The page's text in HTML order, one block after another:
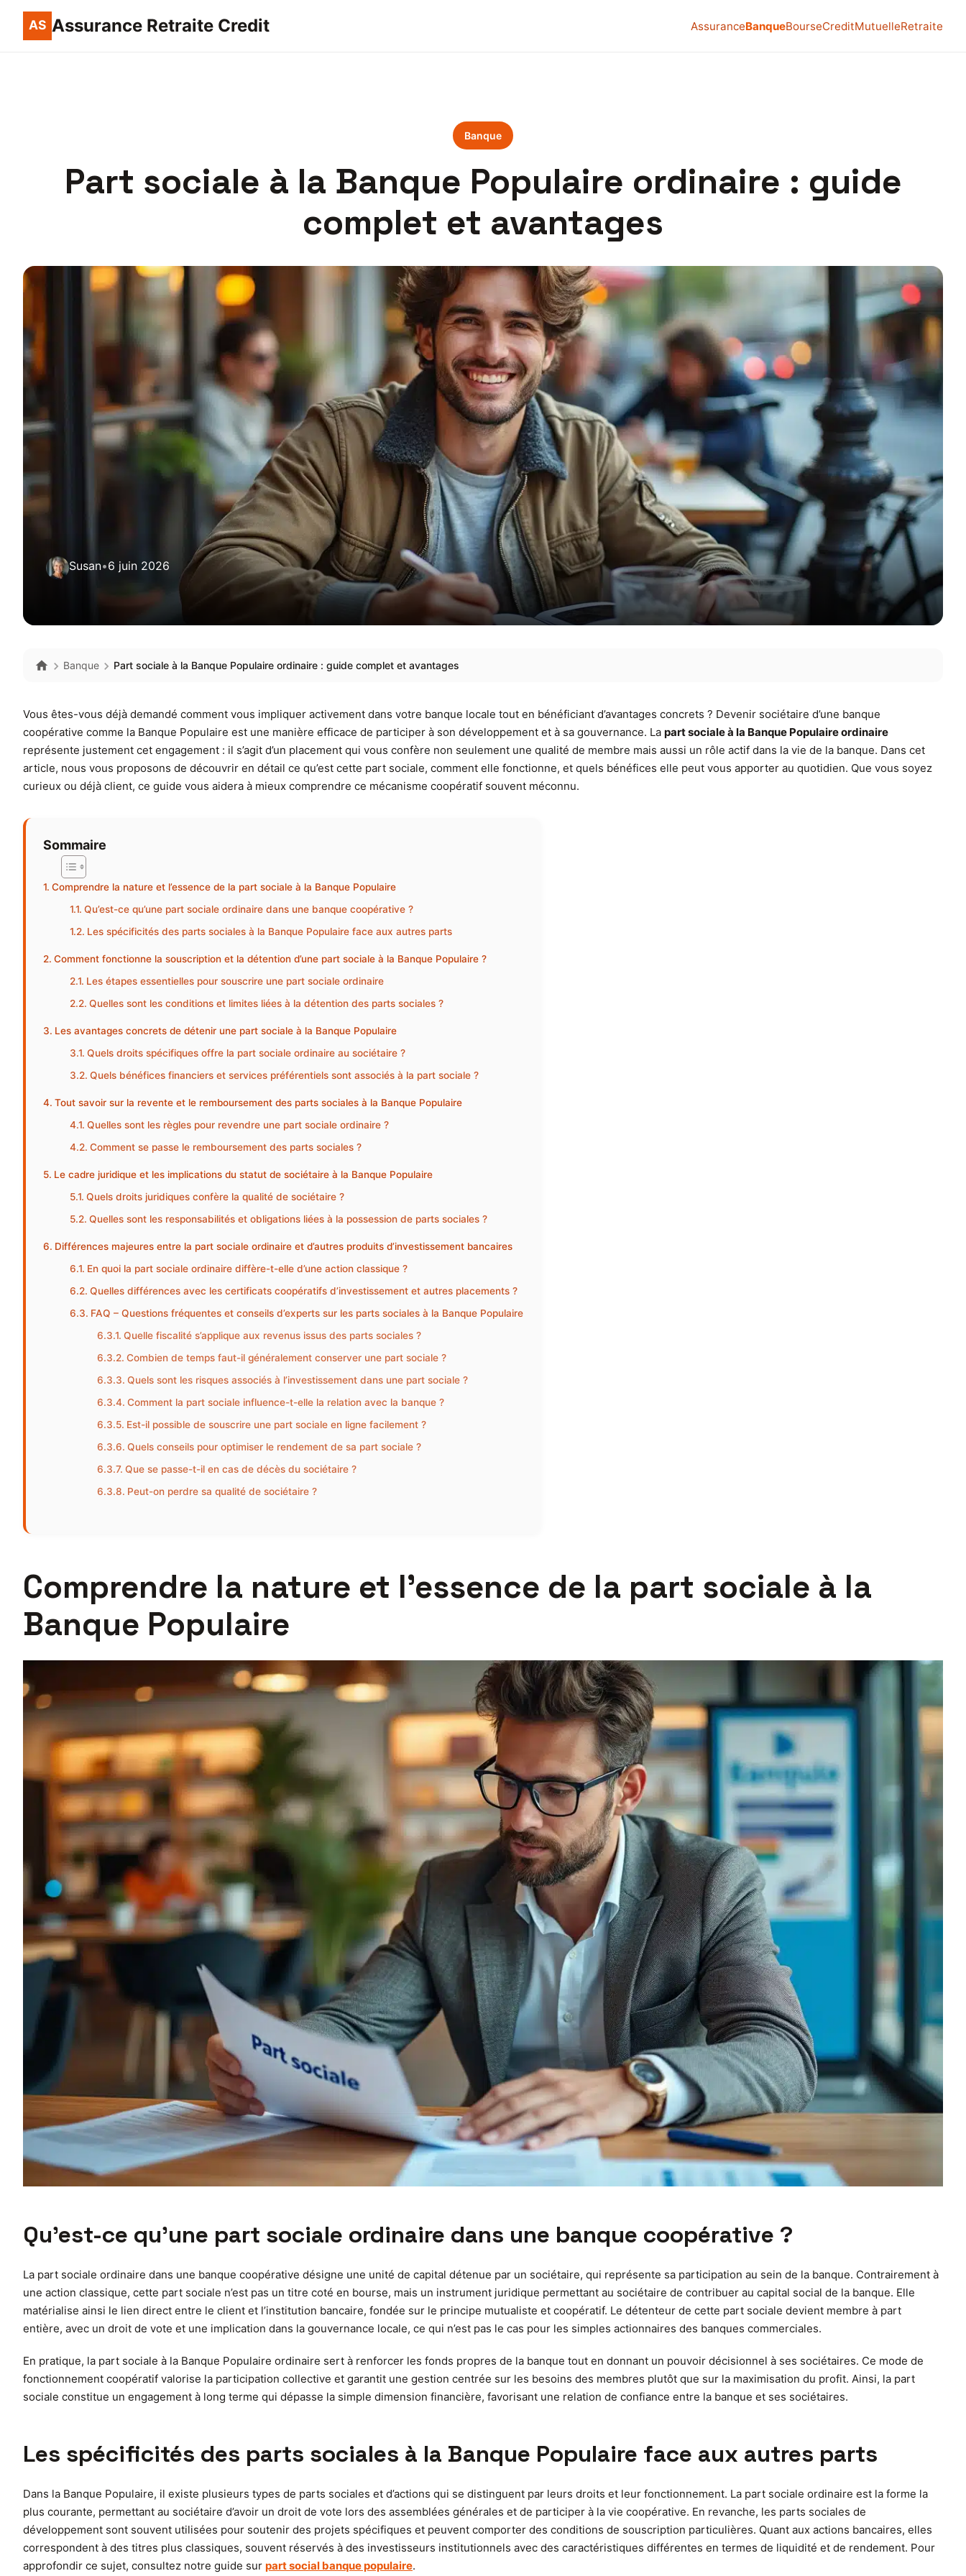
Assurance Retraite Credit AssuranceBanqueBourseCreditMutuelleRetraite
Banque
Part sociale à la Banque Populaire ordinaire : guide
complet et avantages
Susan•6 juin 2026
Banque Part sociale à la Banque Populaire ordinaire : guide complet et avantages
Vous êtes-vous déjà demandé comment vous impliquer activement dans votre banque locale tout en bénéficiant d’avantages concrets ? Devenir sociétaire d’une banque
coopérative comme la Banque Populaire est une manière efficace de participer à son développement et à sa gouvernance. La part sociale à la Banque Populaire ordinaire
représente justement cet engagement : il s’agit d’un placement qui vous confère non seulement une qualité de membre mais aussi un rôle actif dans la vie de la banque. Dans cet
article, nous vous proposons de découvrir en détail ce qu’est cette part sociale, comment elle fonctionne, et quels bénéfices elle peut vous apporter au quotidien. Que vous soyez
curieux ou déjà client, ce guide vous aidera à mieux comprendre ce mécanisme coopératif souvent méconnu.
Sommaire
Comprendre la nature et l’essence de la part sociale à la Banque Populaire
Qu’est-ce qu’une part sociale ordinaire dans une banque coopérative ?
Les spécificités des parts sociales à la Banque Populaire face aux autres parts
Comment fonctionne la souscription et la détention d’une part sociale à la Banque Populaire ?
Les étapes essentielles pour souscrire une part sociale ordinaire
Quelles sont les conditions et limites liées à la détention des parts sociales ?
Les avantages concrets de détenir une part sociale à la Banque Populaire
Quels droits spécifiques offre la part sociale ordinaire au sociétaire ?
Quels bénéfices financiers et services préférentiels sont associés à la part sociale ?
Tout savoir sur la revente et le remboursement des parts sociales à la Banque Populaire
Quelles sont les règles pour revendre une part sociale ordinaire ?
Comment se passe le remboursement des parts sociales ?
Le cadre juridique et les implications du statut de sociétaire à la Banque Populaire
Quels droits juridiques confère la qualité de sociétaire ?
Quelles sont les responsabilités et obligations liées à la possession de parts sociales ?
Différences majeures entre la part sociale ordinaire et d’autres produits d’investissement bancaires
En quoi la part sociale ordinaire diffère-t-elle d’une action classique ?
Quelles différences avec les certificats coopératifs d’investissement et autres placements ?
FAQ – Questions fréquentes et conseils d’experts sur les parts sociales à la Banque Populaire
Quelle fiscalité s’applique aux revenus issus des parts sociales ?
Combien de temps faut-il généralement conserver une part sociale ?
Quels sont les risques associés à l’investissement dans une part sociale ?
Comment la part sociale influence-t-elle la relation avec la banque ?
Est-il possible de souscrire une part sociale en ligne facilement ?
Quels conseils pour optimiser le rendement de sa part sociale ?
Que se passe-t-il en cas de décès du sociétaire ?
Peut-on perdre sa qualité de sociétaire ?
Comprendre la nature et l’essence de la part sociale à la
Banque Populaire
Qu’est-ce qu’une part sociale ordinaire dans une banque coopérative ?
La part sociale ordinaire dans une banque coopérative désigne une unité de capital détenue par un sociétaire, qui représente sa participation au sein de la banque. Contrairement à
une action classique, cette part sociale n’est pas un titre coté en bourse, mais un instrument juridique permettant au sociétaire de contribuer au capital social de la banque. Elle
matérialise ainsi le lien direct entre le client et l’institution bancaire, fondée sur le principe mutualiste et coopératif. Le détenteur de cette part sociale devient membre à part
entière, avec un droit de vote et une implication dans la gouvernance locale, ce qui n’est pas le cas pour les simples actionnaires des banques commerciales.
En pratique, la part sociale à la Banque Populaire ordinaire sert à renforcer les fonds propres de la banque tout en donnant un pouvoir décisionnel à ses sociétaires. Ce mode de
fonctionnement coopératif valorise la participation collective et garantit une gestion centrée sur les besoins des membres plutôt que sur la maximisation du profit. Ainsi, la part
sociale constitue un engagement à long terme qui dépasse la simple dimension financière, favorisant une relation de confiance entre la banque et ses sociétaires.
Les spécificités des parts sociales à la Banque Populaire face aux autres parts
Dans la Banque Populaire, il existe plusieurs types de parts sociales et d’actions qui se distinguent par leurs droits et leur fonctionnement. La part sociale ordinaire est la forme la
plus courante, permettant au sociétaire d’avoir un droit de vote lors des assemblées générales et de participer à la vie coopérative. En revanche, les parts sociales de
développement sont souvent utilisées pour soutenir des projets spécifiques et peuvent comporter des conditions de souscription particulières. Quant aux actions bancaires, elles
correspondent à des titres plus classiques, souvent réservés à des investisseurs institutionnels avec des caractéristiques différentes en termes de liquidité et de rendement. Pour
approfondir ce sujet, consultez notre guide sur part social banque populaire.